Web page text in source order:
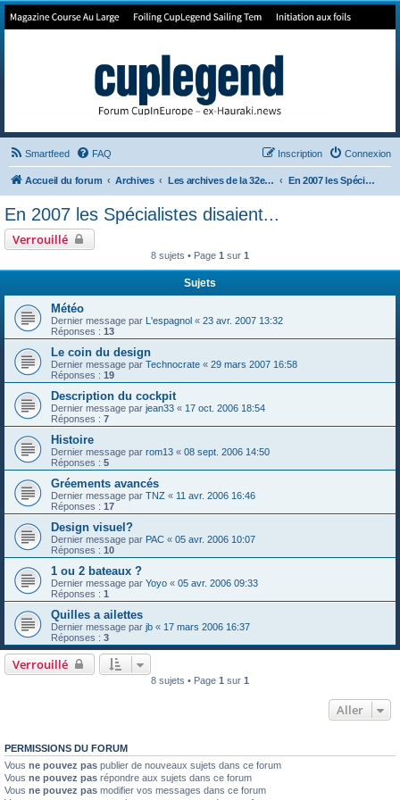
Forum de Cup In Europe
Smartfeed FAQ Connexion
Inscription
Accueil du forum Archives Les archives de la 32e America's Cup En 2007 les Spécialistes disaient...
En 2007 les Spécialistes disaient...
Verrouillé
8 sujets • Page 1 sur 1
Sujets
Météo
Dernier message par L'espagnol « 23 avr. 2007 13:32
Réponses : 13
Le coin du design
Dernier message par Technocrate « 29 mars 2007 16:58
Réponses : 19
Description du cockpit
Dernier message par jean33 « 17 oct. 2006 18:54
Réponses : 7
Histoire
Dernier message par rom13 « 08 sept. 2006 14:50
Réponses : 5
Gréements avancés
Dernier message par TNZ « 11 avr. 2006 16:46
Réponses : 17
Design visuel?
Dernier message par PAC « 05 avr. 2006 10:07
Réponses : 10
1 ou 2 bateaux ?
Dernier message par Yoyo « 05 avr. 2006 09:33
Réponses : 1
Quilles a ailettes
Dernier message par jb « 17 mars 2006 16:37
Réponses : 3
Verrouillé
8 sujets • Page 1 sur 1
Aller
PERMISSIONS DU FORUM
Vous ne pouvez pas publier de nouveaux sujets dans ce forum
Vous ne pouvez pas répondre aux sujets dans ce forum
Vous ne pouvez pas modifier vos messages dans ce forum